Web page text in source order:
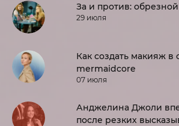
За и против:
29 июля
Как создать макияж в
mermaidcore
07 июля
Анджелина Джоли
после резких